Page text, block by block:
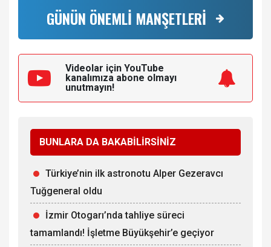
GÜNÜN ÖNEMLİ MANŞETLERİ
Videolar için YouTube
kanalımıza abone olmayı
unutmayın!
BUNLARA DA BAKABİLİRSİNİZ
Türkiye’nin ilk astronotu Alper Gezeravcı
Tuğgeneral oldu
İzmir Otogarı’nda tahliye süreci
tamamlandı! İşletme Büyükşehir’e geçiyor